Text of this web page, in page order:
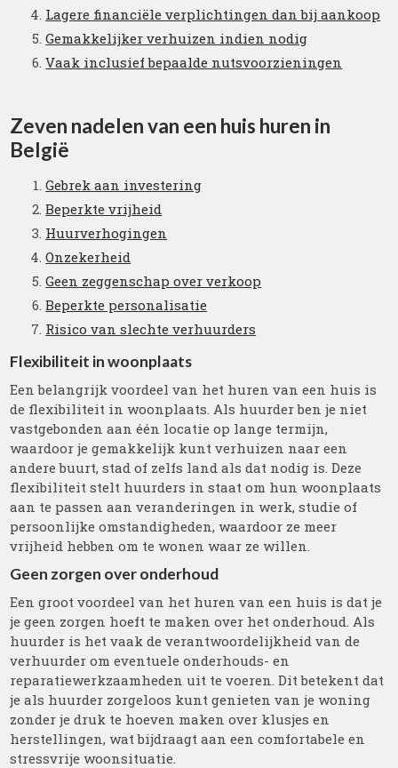
Lagere financiële verplichtingen dan bij aankoop
Gemakkelijker verhuizen indien nodig
Vaak inclusief bepaalde nutsvoorzieningen
Zeven nadelen van een huis huren in
België
Gebrek aan investering
Beperkte vrijheid
Huurverhogingen
Onzekerheid
Geen zeggenschap over verkoop
Beperkte personalisatie
Risico van slechte verhuurders
Flexibiliteit in woonplaats
Een belangrijk voordeel van het huren van een huis is
de flexibiliteit in woonplaats. Als huurder ben je niet
vastgebonden aan één locatie op lange termijn,
waardoor je gemakkelijk kunt verhuizen naar een
andere buurt, stad of zelfs land als dat nodig is. Deze
flexibiliteit stelt huurders in staat om hun woonplaats
aan te passen aan veranderingen in werk, studie of
persoonlijke omstandigheden, waardoor ze meer
vrijheid hebben om te wonen waar ze willen.
Geen zorgen over onderhoud
Een groot voordeel van het huren van een huis is dat je
je geen zorgen hoeft te maken over het onderhoud. Als
huurder is het vaak de verantwoordelijkheid van de
verhuurder om eventuele onderhouds- en
reparatiewerkzaamheden uit te voeren. Dit betekent dat
je als huurder zorgeloos kunt genieten van je woning
zonder je druk te hoeven maken over klusjes en
herstellingen, wat bijdraagt aan een comfortabele en
stressvrije woonsituatie.